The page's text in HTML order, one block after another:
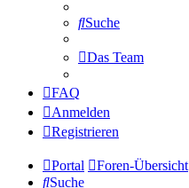
Suche
Das Team
FAQ
Anmelden
Registrieren
Portal
Foren-Übersicht
Suche